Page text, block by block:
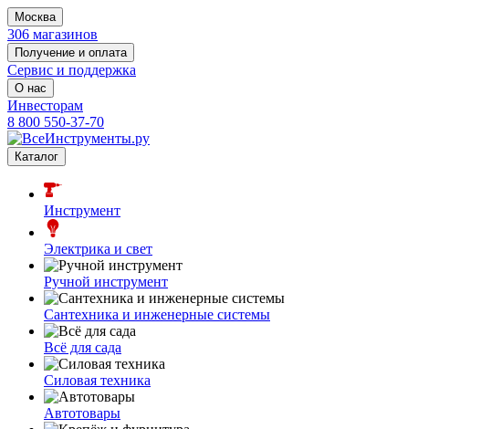
Москва
306 магазинов
Получение и оплата
Сервис и поддержка
О нас
Инвесторам
8 800 550-37-70
Каталог
Инструмент
Электрика и свет
Ручной инструмент
Сантехника и инженерные системы
Всё для сада
Силовая техника
Автотовары